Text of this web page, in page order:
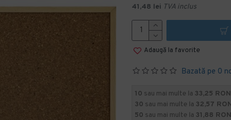
Bazată pe 0
41,48 lei TVA inclus
Adaugă la favorite
10 sau mai multe la 33,25
30 sau mai multe la 32,57
50 sau mai multe la 31,88